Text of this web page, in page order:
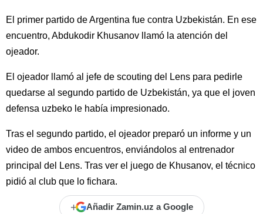
El primer partido de Argentina fue contra Uzbekistán. En ese
encuentro, Abdukodir Khusanov llamó la atención del
ojeador.
El ojeador llamó al jefe de scouting del Lens para pedirle
quedarse al segundo partido de Uzbekistán, ya que el joven
defensa uzbeko le había impresionado.
Tras el segundo partido, el ojeador preparó un informe y un
video de ambos encuentros, enviándolos al entrenador
principal del Lens. Tras ver el juego de Khusanov, el técnico
pidió al club que lo fichara.
+ Añadir Zamin.uz a Google